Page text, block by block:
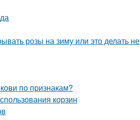
розы на зиму или это делать не
по признакам?
корзин